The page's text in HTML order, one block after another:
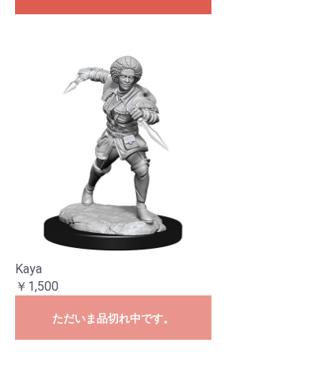
Kaya
￥1,500
ただいま品切れ中です。